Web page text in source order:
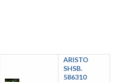
ARISTO
SHSB.
586310